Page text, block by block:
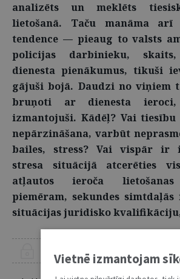
analizēts un meklēts
lietošanā. Taču manāma arī
tendence — pieaug to valsts
policijas darbinieku,
dienesta pienākumus, tikuši
gājuši bojā. Daudzi no
bruņoti ar dienesta
izmantojuši. Kādēļ? Vai
nepārzināšana, varbūt
bailes, stress? Vai vispār ir
stresa situācijā atcerēties
atļautos ieroča lietošanas
piemēram, sekundes
situācijas juridisko
Vietnē izmantojam